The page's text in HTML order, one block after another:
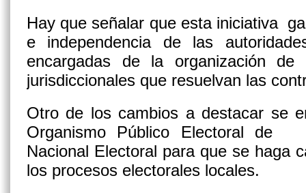
Hay que señalar que esta iniciativa
e independencia de las
encargadas de la organización
jurisdiccionales que resuelvan las
Otro de los cambios a destacar se
Organismo Público Electoral de
Nacional Electoral para que se haga
los procesos electorales locales.